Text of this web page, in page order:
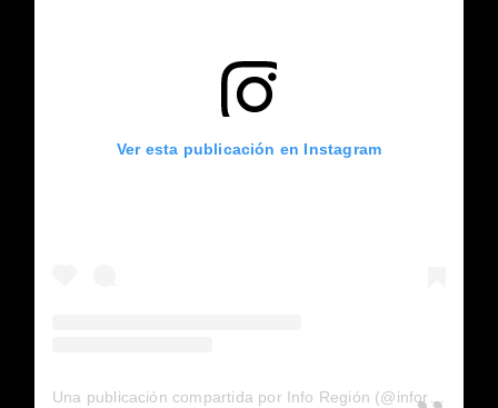
Ver esta publicación en Instagram